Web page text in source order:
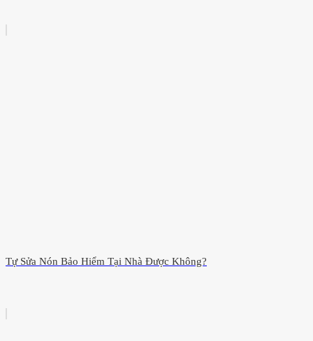
Tự Sửa Nón Bảo Hiểm Tại Nhà Được Không?